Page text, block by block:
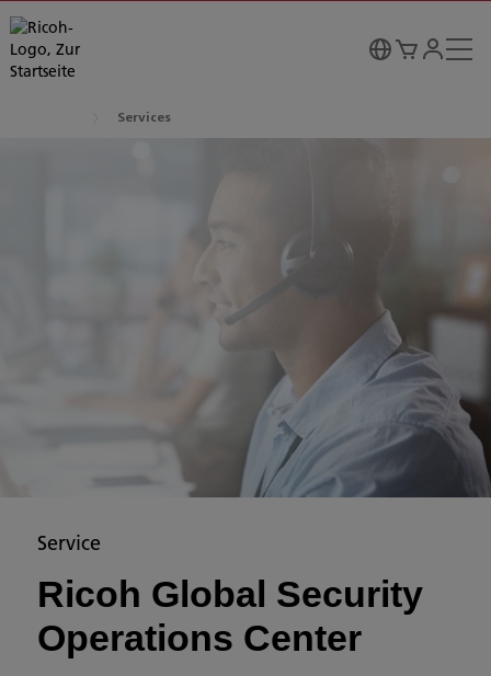
Services
Service
Ricoh Global Security
Operations Center